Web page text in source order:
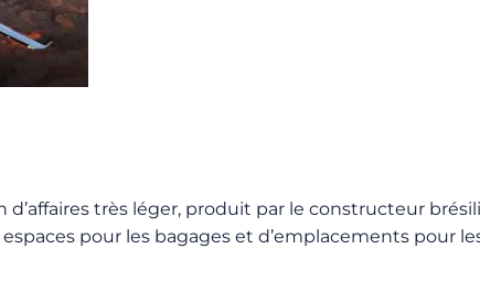
d’affaires très léger, produit par le constructeur
pour les bagages et d’emplacements pour